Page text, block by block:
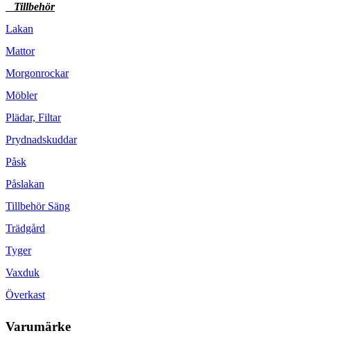
Tillbehör
Lakan
Mattor
Morgonrockar
Möbler
Plädar, Filtar
Prydnadskuddar
Påsk
Påslakan
Tillbehör Säng
Trädgård
Tyger
Vaxduk
Överkast
Varumärke